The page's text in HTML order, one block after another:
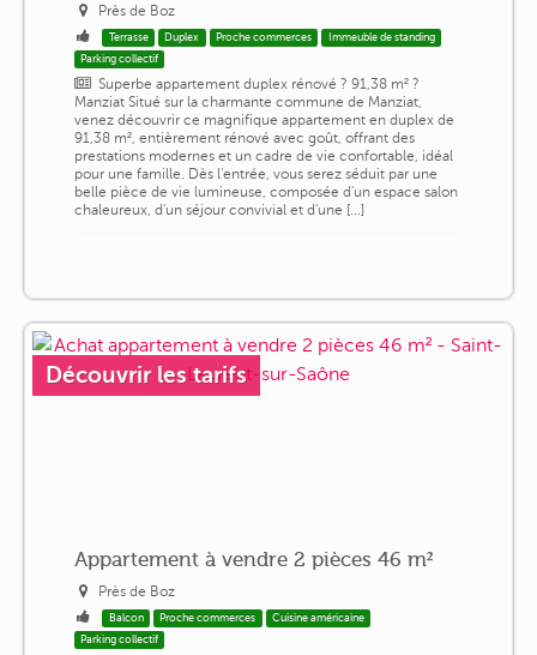
Près de Boz
Terrasse Duplex Proche commerces
Immeuble de standing
Parking collectif
Superbe appartement duplex rénové ? 91,38 m² ?
Manziat Situé sur la charmante commune de Manziat,
venez découvrir ce magnifique appartement en duplex de
91,38 m², entièrement rénové avec goût, offrant des
prestations modernes et un cadre de vie confortable, idéal
pour une famille. Dès l'entrée, vous serez séduit par une
belle pièce de vie lumineuse, composée d'un espace salon
chaleureux, d'un séjour convivial et d'une [...]
Découvrir les tarifs
Appartement à vendre 2 pièces 46 m²
Près de Boz
Balcon Proche commerces
Cuisine américaine
Parking collectif